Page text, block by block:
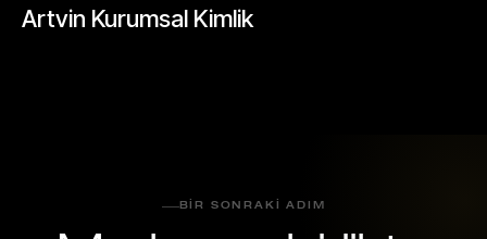
Artvin Kurumsal Kimlik
BIR SONRAKI ADIM